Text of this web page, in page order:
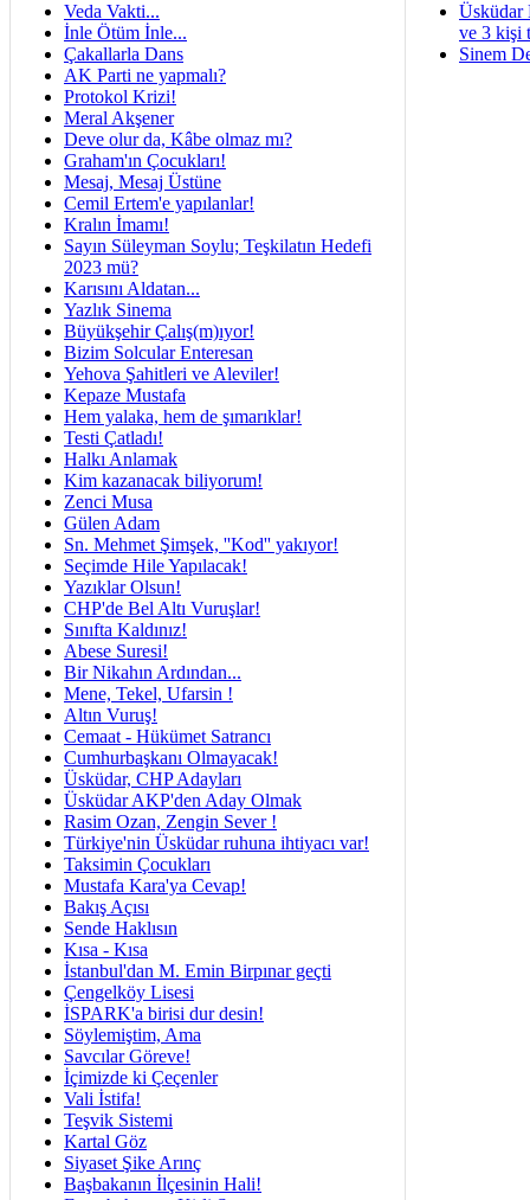
Veda Vakti...
İnle Ötüm İnle...
Çakallarla Dans
AK Parti ne yapmalı?
Protokol Krizi!
Meral Akşener
Deve olur da, Kâbe olmaz mı?
Graham'ın Çocukları!
Mesaj, Mesaj Üstüne
Cemil Ertem'e yapılanlar!
Kralın İmamı!
Sayın Süleyman Soylu; Teşkilatın Hedefi
2023 mü?
Karısını Aldatan...
Yazlık Sinema
Büyükşehir Çalış(m)ıyor!
Bizim Solcular Enteresan
Yehova Şahitleri ve Aleviler!
Kepaze Mustafa
Hem yalaka, hem de şımarıklar!
Testi Çatladı!
Halkı Anlamak
Kim kazanacak biliyorum!
Zenci Musa
Gülen Adam
Sn. Mehmet Şimşek, ''Kod'' yakıyor!
Seçimde Hile Yapılacak!
Yazıklar Olsun!
CHP'de Bel Altı Vuruşlar!
Sınıfta Kaldınız!
Abese Suresi!
Bir Nikahın Ardından...
Mene, Tekel, Ufarsin !
Altın Vuruş!
Cemaat - Hükümet Satrancı
Cumhurbaşkanı Olmayacak!
Üsküdar, CHP Adayları
Üsküdar AKP'den Aday Olmak
Rasim Ozan, Zengin Sever !
Türkiye'nin Üsküdar ruhuna ihtiyacı var!
Taksimin Çocukları
Mustafa Kara'ya Cevap!
Bakış Açısı
Sende Haklısın
Kısa - Kısa
İstanbul'dan M. Emin Birpınar geçti
Çengelköy Lisesi
İSPARK'a birisi dur desin!
Söylemiştim, Ama
Savcılar Göreve!
İçimizde ki Çeçenler
Vali İstifa!
Teşvik Sistemi
Kartal Göz
Siyaset Şike Arınç
Başbakanın İlçesinin Hali!
Üsküdar
ve 3 kişi
Sinem